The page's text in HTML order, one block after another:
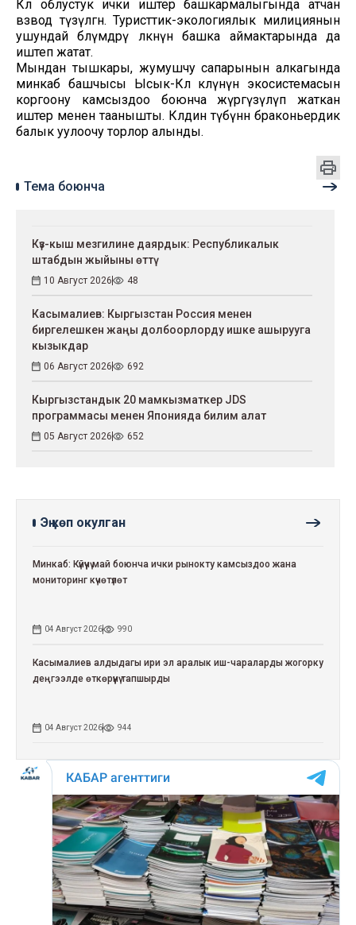
Көл облустук ички иштер башкармалыгында атчан
взвод түзүлгөн. Туристтик-экологиялык милициянын
ушундай бөлүмдөрү өлкөнүн башка аймактарында да
иштеп жатат.
Мындан тышкары, жумушчу сапарынын алкагында
минкаб башчысы Ысык-Көл көлүнүн экосистемасын
коргоону камсыздоо боюнча жүргүзүлүп жаткан
иштер менен таанышты. Көлдин түбүнөн браконьердик
балык уулоочу торлор алынды.
Тема боюнча
Күз-кыш мезгилине даярдык: Республикалык
штабдын жыйыны өттү
10 Август 2026 48
Касымалиев: Кыргызстан Россия менен
биргелешкен жаңы долбоорлорду ишке ашырууга
кызыкдар
06 Август 2026 692
Кыргызстандык 20 мамкызматкер JDS
программасы менен Японияда билим алат
05 Август 2026 652
Эң көп окулган
Минкаб: Күйүүчү май боюнча ички рынокту камсыздоо жана
мониторинг күчөтүлөт
04 Август 2026 990
Касымалиев алдыдагы ири эл аралык иш-чараларды жогорку
деңгээлде өткөрүүнү тапшырды
04 Август 2026 944